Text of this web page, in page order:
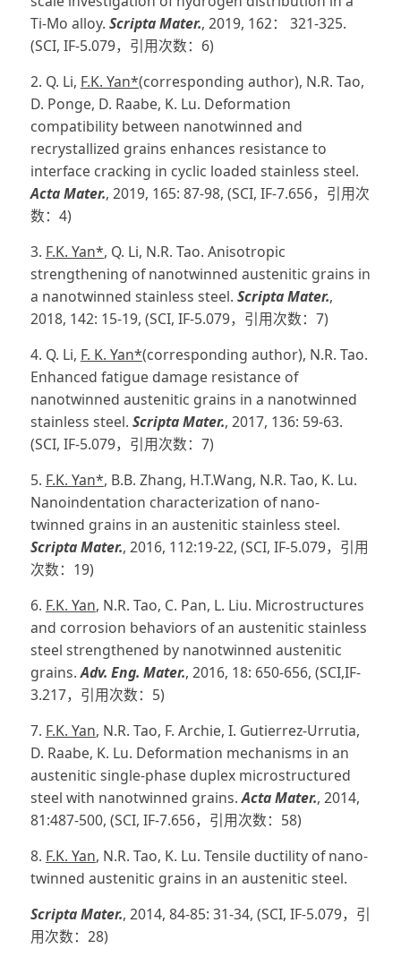
Ti-Mo alloy. Scripta Mater., 2019, 162： 321-325.
(SCI, IF-5.079，引用次数：6)
2. Q. Li, F.K. Yan*(corresponding author), N.R. Tao,
D. Ponge, D. Raabe, K. Lu. Deformation
compatibility between nanotwinned and
recrystallized grains enhances resistance to
interface cracking in cyclic loaded stainless steel.
Acta Mater., 2019, 165: 87-98, (SCI, IF-7.656，引用次
数：4)
3. F.K. Yan*, Q. Li, N.R. Tao. Anisotropic
strengthening of nanotwinned austenitic grains in
a nanotwinned stainless steel. Scripta Mater.,
2018, 142: 15-19, (SCI, IF-5.079，引用次数：7)
4. Q. Li, F. K. Yan*(corresponding author), N.R. Tao.
Enhanced fatigue damage resistance of
nanotwinned austenitic grains in a nanotwinned
stainless steel. Scripta Mater., 2017, 136: 59-63.
(SCI, IF-5.079，引用次数：7)
5. F.K. Yan*, B.B. Zhang, H.T.Wang, N.R. Tao, K. Lu.
Nanoindentation characterization of nano-
twinned grains in an austenitic stainless steel.
Scripta Mater., 2016, 112:19-22, (SCI, IF-5.079，引用
次数：19)
6. F.K. Yan, N.R. Tao, C. Pan, L. Liu. Microstructures
and corrosion behaviors of an austenitic stainless
steel strengthened by nanotwinned austenitic
grains.Adv. Eng. Mater., 2016, 18: 650-656, (SCI,IF-
3.217，引用次数：5)
7. F.K. Yan, N.R. Tao, F. Archie, I. Gutierrez-Urrutia,
D. Raabe, K. Lu. Deformation mechanisms in an
austenitic single-phase duplex microstructured
steel with nanotwinned grains.Acta Mater., 2014,
81:487-500, (SCI, IF-7.656，引用次数：58)
8. F.K. Yan, N.R. Tao, K. Lu. Tensile ductility of nano-
twinned austenitic grains in an austenitic steel.
Scripta Mater., 2014, 84-85: 31-34, (SCI, IF-5.079，引
用次数：28)